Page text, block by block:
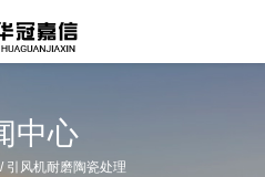
中心
/ 引风机耐磨陶瓷处理